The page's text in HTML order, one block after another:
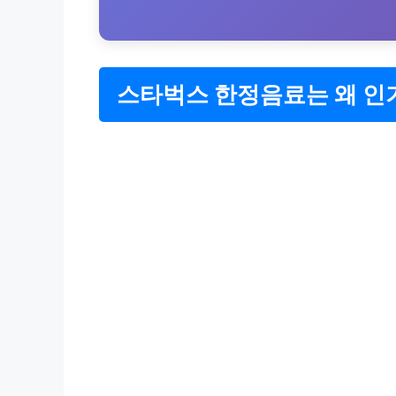
스타벅스 한정음료는 왜 인